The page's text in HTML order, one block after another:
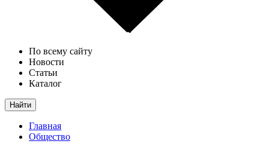
По всему сайту
Новости
Статьи
Каталог
Найти
Главная
Общество